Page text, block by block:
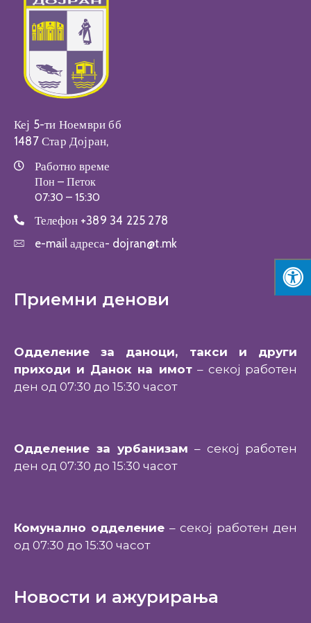
Кеј 5-ти Ноември бб
1487 Стар Дојран,
Работно време
Пон – Петок
07:30 – 15:30
Телефон +389 34 225 278
e-mail адреса- dojran@t.mk
Приемни денови
Одделение за даноци, такси и други
приходи и Данок на имот– секој работен
ден од 07:30 до 15:30 часот
Одделение за урбанизам – секој работен
ден од 07:30 до 15:30 часот
Комунално одделение – секој работен ден
од 07:30 до 15:30 часот
Новости и ажурирања